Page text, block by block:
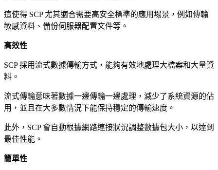
這使得 SCP 尤其適合需要高安全標準的應用場景，例如傳輸
敏感資料、備份伺服器配置文件等。
高效性
SCP 採用流式數據傳輸方式，能夠有效地處理大檔案和大量資
料。
流式傳輸意味著數據一邊傳輸一邊處理，減少了系統資源的佔
用，並且在大多數情況下能保持穩定的傳輸速度。
此外，SCP 會自動根據網路連接狀況調整數據包大小，以達到
最佳性能。
簡單性